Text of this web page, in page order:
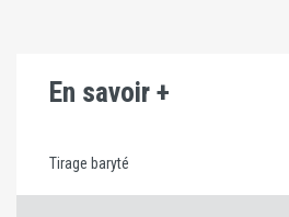
En savoir +
Tirage baryté